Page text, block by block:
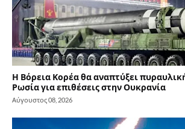
Η Βόρεια Κορέα θα αναπτύξει
Ρωσία για επιθέσεις στην Ουκρανία
Αύγουστος 08, 2026